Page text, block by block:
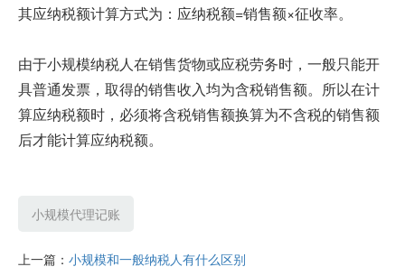
其应纳税额计算方式为：应纳税额=销售额×征收率。
由于小规模纳税人在销售货物或应税劳务时，一般只能开
具普通发票，取得的销售收入均为含税销售额。所以在计
算应纳税额时，必须将含税销售额换算为不含税的销售额
后才能计算应纳税额。
小规模代理记账
上一篇： 小规模和一般纳税人有什么区别